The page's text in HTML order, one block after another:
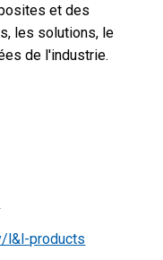
et des
les solutions, le
de l'industrie.
l&l-products